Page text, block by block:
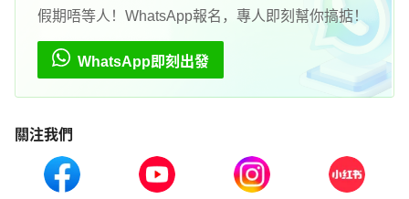
假期唔等人！WhatsApp報名，專人即刻幫你搞掂！
WhatsApp即刻出發
關注我們